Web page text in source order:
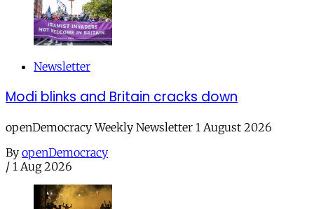
Newsletter
Modi blinks and Britain cracks down
openDemocracy Weekly Newsletter 1 August 2026
By openDemocracy
/ 1 Aug 2026